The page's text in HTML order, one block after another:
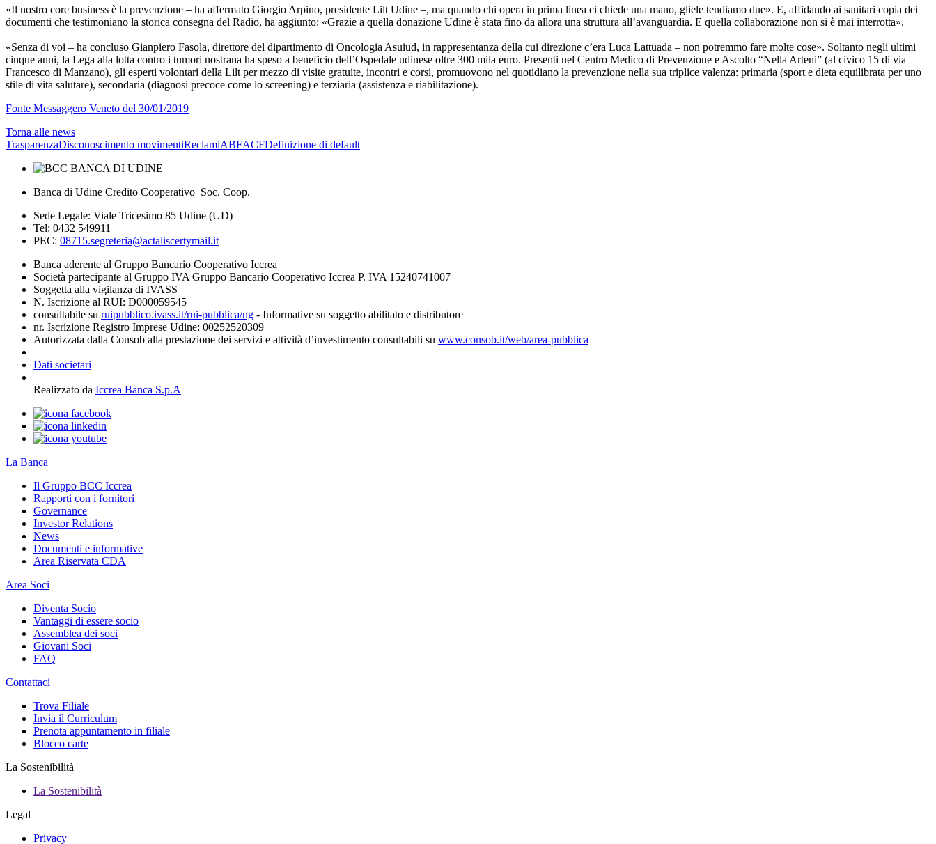
«Il nostro core business è la prevenzione – ha affermato Giorgio Arpino, presidente Lilt Udine –, ma quando chi opera in prima linea ci chiede una mano, gliele tendiamo due». E, affidando ai sanitari copia dei
documenti che testimoniano la storica consegna del Radio, ha aggiunto: «Grazie a quella donazione Udine è stata fino da allora una struttura all’avanguardia. E quella collaborazione non si è mai interrotta».
«Senza di voi – ha concluso Gianpiero Fasola, direttore del dipartimento di Oncologia Asuiud, in rappresentanza della cui direzione c’era Luca Lattuada – non potremmo fare molte cose». Soltanto negli ultimi
cinque anni, la Lega alla lotta contro i tumori nostrana ha speso a beneficio dell’Ospedale udinese oltre 300 mila euro. Presenti nel Centro Medico di Prevenzione e Ascolto “Nella Arteni” (al civico 15 di via
Francesco di Manzano), gli esperti volontari della Lilt per mezzo di visite gratuite, incontri e corsi, promuovono nel quotidiano la prevenzione nella sua triplice valenza: primaria (sport e dieta equilibrata per uno
stile di vita salutare), secondaria (diagnosi precoce come lo screening) e terziaria (assistenza e riabilitazione). —
Fonte Messaggero Veneto del 30/01/2019
Torna alle news
TrasparenzaDisconoscimento movimentiReclamiABFACFDefinizione di default
Banca di Udine Credito Cooperativo Soc. Coop.
Sede Legale: Viale Tricesimo 85 Udine (UD)
Tel: 0432 549911
PEC: 08715.segreteria@actaliscertymail.it
Banca aderente al Gruppo Bancario Cooperativo Iccrea
Società partecipante al Gruppo IVA Gruppo Bancario Cooperativo Iccrea P. IVA 15240741007
Soggetta alla vigilanza di IVASS
N. Iscrizione al RUI: D000059545
consultabile su ruipubblico.ivass.it/rui-pubblica/ng - Informative su soggetto abilitato e distributore
nr. Iscrizione Registro Imprese Udine: 00252520309
Autorizzata dalla Consob alla prestazione dei servizi e attività d’investimento consultabili su www.consob.it/web/area-pubblica
Dati societari
Realizzato da Iccrea Banca S.p.A
La Banca
Il Gruppo BCC Iccrea
Rapporti con i fornitori
Governance
Investor Relations
News
Documenti e informative
Area Riservata CDA
Area Soci
Diventa Socio
Vantaggi di essere socio
Assemblea dei soci
Giovani Soci
FAQ
Contattaci
Trova Filiale
Invia il Curriculum
Prenota appuntamento in filiale
Blocco carte
La Sostenibilità
La Sostenibilità
Legal
Privacy